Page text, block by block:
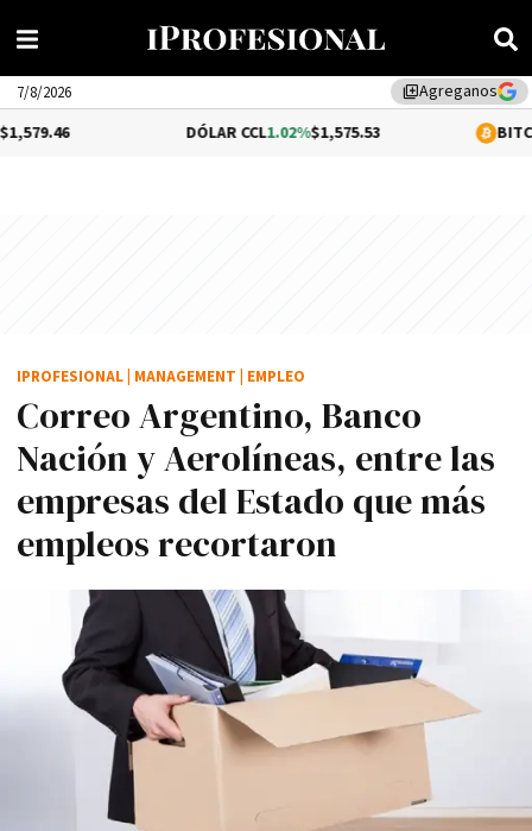
library_addAgreganos
7/8/2026
1.02%$1,575.53 0.21%
Correo Argentino, Banco
Nación y Aerolíneas, entre las
empresas del Estado que más
empleos recortaron
IPROFESIONAL MANAGEMENT EMPLEO